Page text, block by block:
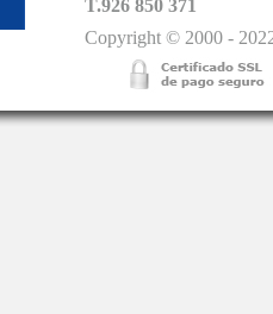
T.926 850 371
Copyright © 2000 -